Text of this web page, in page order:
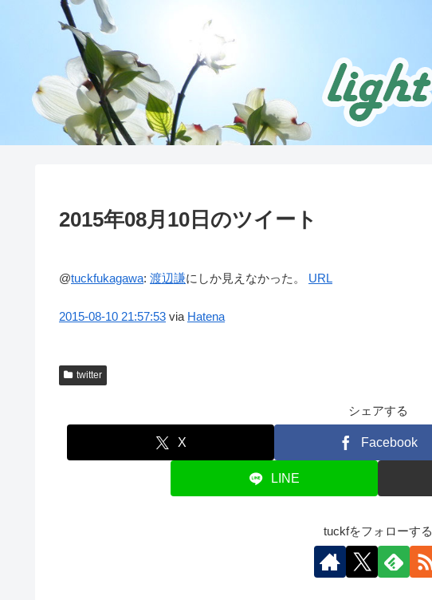
2015年08月10日のツイート
@tuckfukagawa: 渡辺謙にしか見えなかった。 URL
2015-08-10 21:57:53 via Hatena
twitter
シェアする
X Facebook
LINE
tuckfをフォローする